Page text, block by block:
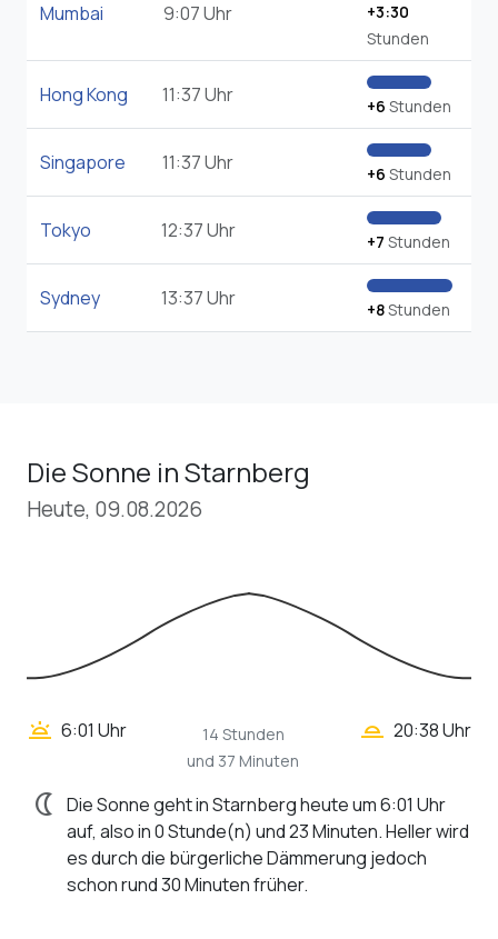
Mumbai 9:07 Uhr
+3:30
Stunden
Hong Kong 11:37 Uhr +6 Stunden
Singapore 11:37 Uhr +6 Stunden
Tokyo 12:37 Uhr +7 Stunden
Sydney 13:37 Uhr +8Stunden
Die Sonne in Starnberg
Heute, 09.08.2026
wb_twilight 6:01 Uhr
14 Stunden
und 37 Minuten
wb_twilight_2 20:38 Uhr
nightlight Die Sonne geht in Starnberg heute um 6:01 Uhr
auf, also in 0 Stunde(n) und 23 Minuten. Heller wird
es durch die bürgerliche Dämmerung jedoch
schon rund 30 Minuten früher.